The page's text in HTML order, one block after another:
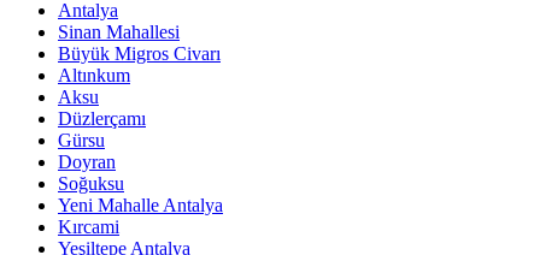
Antalya
Sinan Mahallesi
Büyük Migros Civarı
Altınkum
Aksu
Düzlerçamı
Gürsu
Doyran
Soğuksu
Yeni Mahalle Antalya
Kırcami
Yeşiltepe Antalya